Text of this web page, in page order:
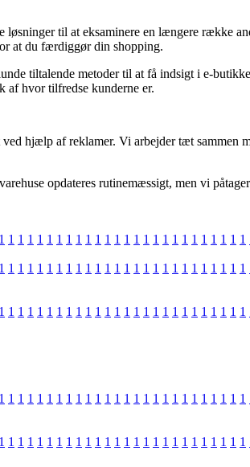
løsninger til at eksaminere en længere række
at du færdiggør din shopping.
tiltalende metoder til at få indsigt i e-
af hvor tilfredse kunderne er.
hjælp af reklamer. Vi arbejder tæt sammen
opdateres rutinemæssigt, men vi
1 1 1 1 1 1 1 1 1 1 1 1 1 1 1 1 1 1 1 1 1 1 1 1 1 1
1 1 1 1 1 1 1 1 1 1 1 1 1 1 1 1 1 1 1 1 1 1 1 1 1 1
1 1 1 1 1 1 1 1 1 1 1 1 1 1 1 1 1 1 1 1 1 1 1 1 1 1
1 1 1 1 1 1 1 1 1 1 1 1 1 1 1 1 1 1 1 1 1 1 1 1 1 1
1 1 1 1 1 1 1 1 1 1 1 1 1 1 1 1 1 1 1 1 1 1 1 1 1 1